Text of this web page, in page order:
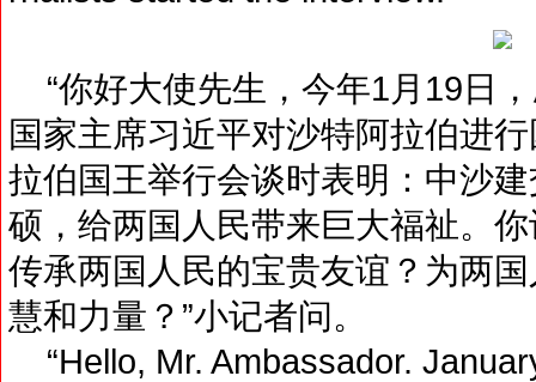
“你好大使先生，今年1月19日
国家主席习近平对沙特阿拉伯进
拉伯国王举行会谈时表明：中沙
硕，给两国人民带来巨大福祉。
传承两国人民的宝贵友谊？为两
慧和力量？”小记者问。
“Hello, Mr. Ambassador.